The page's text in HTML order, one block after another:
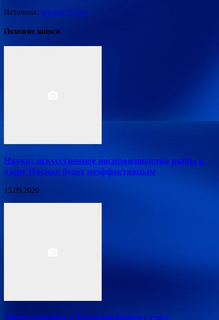
Источник: prostotech.com
Похожие записи
Наука: искусственное воспроизводство рыбы в
озере Пясино будет неэффективным
15.09.2020
Представитель «Технодинамики» стал